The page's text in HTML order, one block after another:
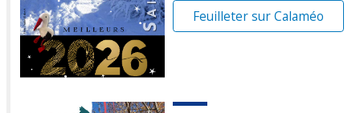
Feuilleter sur Calaméo